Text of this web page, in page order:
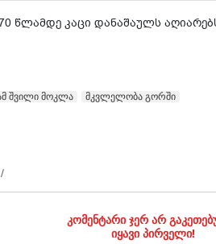
წლამდე კაცი დანაშაულს
შვილი მოკლა მკვლელობა გორში
/
კომენტარი ჯერ არ
იყავი პირველი!